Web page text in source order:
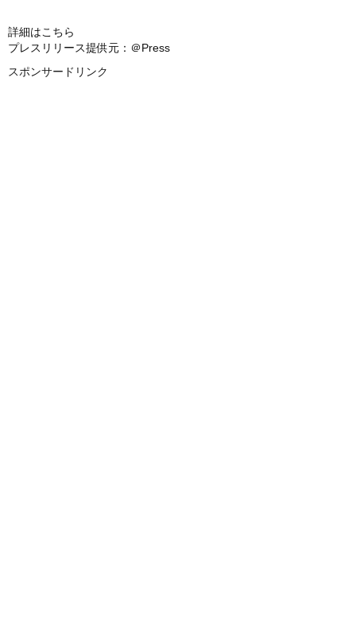
詳細はこちら
プレスリリース提供元：＠Press
スポンサードリンク